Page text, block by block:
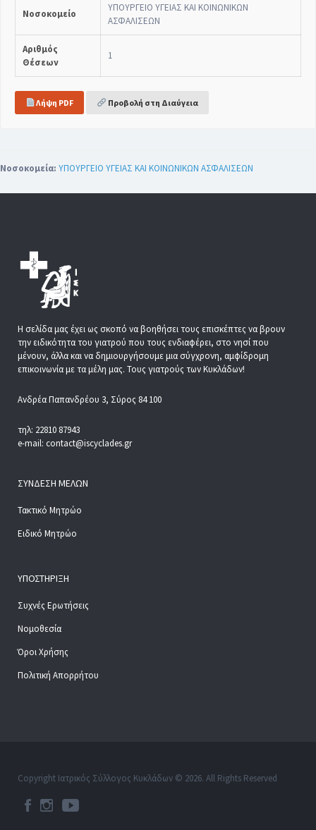
Νοσοκομείο
ΥΠΟΥΡΓΕΙΟ ΥΓΕΙΑΣ ΚΑΙ ΚΟΙΝΩΝΙΚΩΝ
ΑΣΦΑΛΙΣΕΩΝ
Αριθμός
Θέσεων
1
Λήψη PDF Προβολή στη Διαύγεια
Νοσοκομεία: ΥΠΟΥΡΓΕΙΟ ΥΓΕΙΑΣ ΚΑΙ ΚΟΙΝΩΝΙΚΩΝ ΑΣΦΑΛΙΣΕΩΝ
Η σελίδα μας έχει ως σκοπό να βοηθήσει τους επισκέπτες να βρουν
την ειδικότητα του γιατρού που τους ενδιαφέρει, στο νησί που
μένουν, άλλα και να δημιουργήσουμε μια σύγχρονη, αμφίδρομη
επικοινωνία με τα μέλη μας. Τους γιατρούς των Κυκλάδων!
Ανδρέα Παπανδρέου 3, Σύρος 84 100
τηλ: 22810 87943
e-mail: contact@iscyclades.gr
ΣΎΝΔΕΣΗ ΜΕΛΏΝ
Τακτικό Μητρώο
Ειδικό Μητρώο
ΥΠΟΣΤΉΡΙΞΗ
Συχνές Ερωτήσεις
Νομοθεσία
Όροι Χρήσης
Πολιτική Απορρήτου
Copyright Ιατρικός Σύλλογος Κυκλάδων © 2026. All Rights Reserved